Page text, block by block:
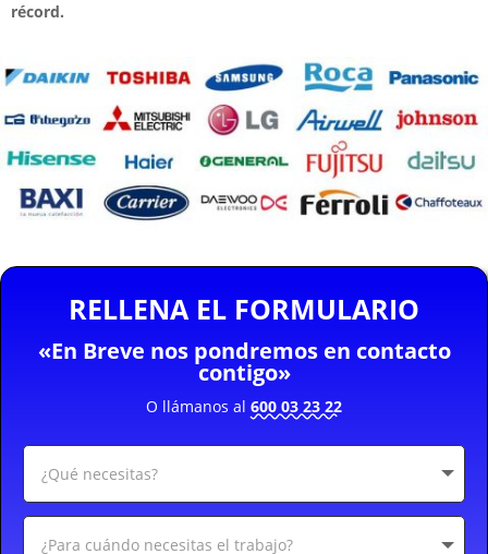
récord.
RELLENA EL FORMULARIO
«En Breve nos pondremos en contacto
contigo»
O llámanos al 600 03 23 22